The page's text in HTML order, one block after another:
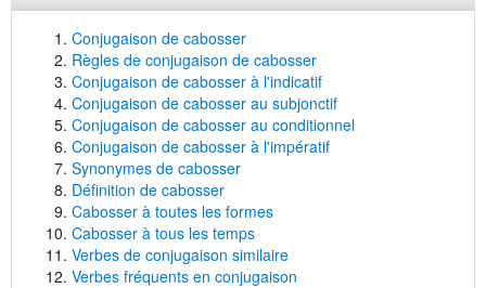
Conjugaison de cabosser
Règles de conjugaison de cabosser
Conjugaison de cabosser à l'indicatif
Conjugaison de cabosser au subjonctif
Conjugaison de cabosser au conditionnel
Conjugaison de cabosser à l'impératif
Synonymes de cabosser
Définition de cabosser
Cabosser à toutes les formes
Cabosser à tous les temps
Verbes de conjugaison similaire
Verbes fréquents en conjugaison